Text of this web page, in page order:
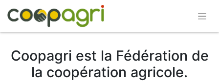
Coopagri est la Fédération de
la coopération agricole.